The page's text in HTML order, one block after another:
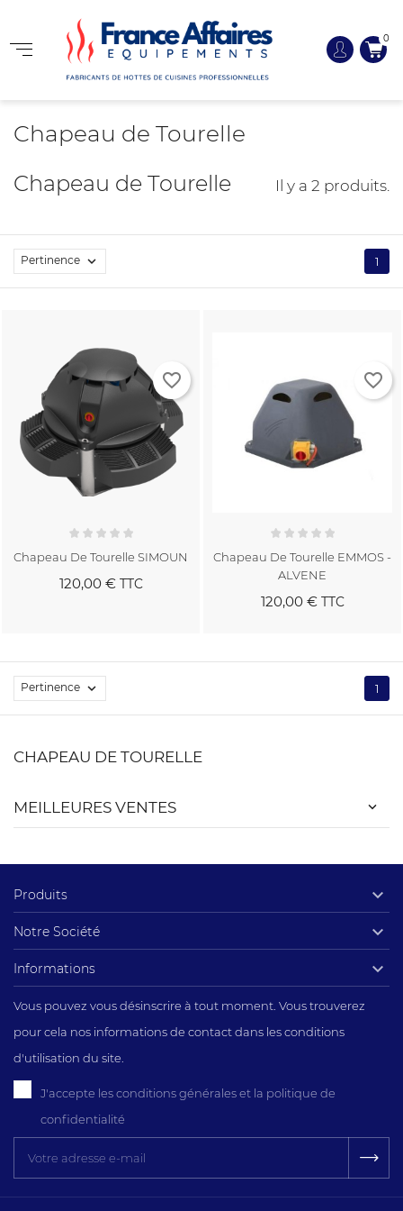
0
Chapeau de Tourelle
CHAPEAU DE TOURELLE
MEILLEURES VENTES
Chapeau de Tourelle Il y a 2 produits.
Pertinence  1
Chapeau De Tourelle SIMOUN
120,00 €TTC
favorite_border
Chapeau De Tourelle EMMOS -
ALVENE
120,00 €TTC
favorite_border
Pertinence  1
Informations 
Vous pouvez vous désinscrire à tout moment. Vous trouverez
pour cela nos informations de contact dans les conditions
d'utilisation du site.
J'accepte les conditions générales et la politique de
confidentialité
Produits 
Notre Société 